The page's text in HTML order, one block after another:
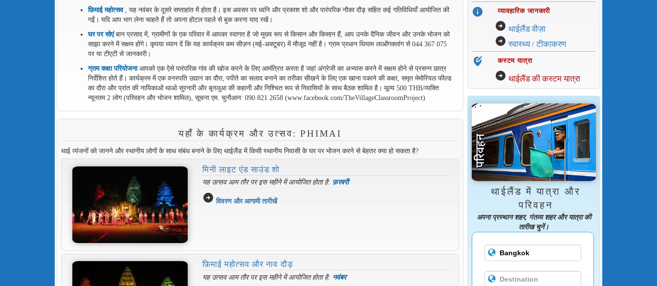
फ़िमाई महोत्सव, यह नवंबर के दूसरे सप्ताहांत में होता है। इस अवसर पर ध्वनि और प्रकाश शो और पारंपरिक नौका दौड़ सहित कई गतिविधियाँ आयोजित की
गईं। यदि आप भाग लेना चाहते हैं तो अपना होटल पहले से बुक करना याद रखें।
घर पर सोएंबान प्रसाद में, ग्रामीणों के एक परिवार में आपका स्वागत है जो मुख्य रूप से किसान और किसान हैं, आप उनके दैनिक जीवन और उनके भोजन को
साझा करने में सक्षम होंगे। कृपया ध्यान दें कि यह कार्यक्रम कम सीज़न (मई-अक्टूबर) में मौजूद नहीं है। ग्राम प्रधान थियाम लाओंगक्लांग से 044 367 075
पर या टीएटी से जानकारी।
ग्राम कक्षा परियोजनाआपको एक ऐसे पारंपरिक गांव की खोज करने के लिए आमंत्रित करता है जहां अंग्रेजी का अभ्यास करने में सक्षम होने से प्रसन्न छात्र
निर्देशित होते हैं। कार्यक्रम में एक वनस्पति उद्यान का दौरा, पपीते का सलाद बनाने का तरीका सीखने के लिए एक खाना पकाने की कक्षा, समृत मेमोरियल फील्ड
का दौरा और प्रांत की नायिकाओं थाओ सुरनारी और बूनलुआ की कहानी और निश्चित रूप से निवासियों के साथ बैठक शामिल है। मूल्य 500 THB/व्यक्ति
न्यूनतम 2 लोग (परिवहन और भोजन शामिल), सूचना एम. चुनौआन: 090 821 2658 (www.facebook.com/TheVillageClassroomProject)
यहाँ के कार्यक्रम और उत्सव: PHIMAI
थाई व्यंजनों को जानने और स्थानीय लोगों के साथ संबंध बनाने के लिए थाईलैंड में किसी स्थानीय निवासी के घर पर भोजन करने से बेहतर क्या हो सकता है?
मिनी लाइट एंड साउंड शो
यह उत्सव आम तौर पर इस महीने में आयोजित होता है: फ़रवरी
arrow_circle_right विवरण और आगामी तारीखें
फ़िमाई महोत्सव और नाव दौड़
यह उत्सव आम तौर पर इस महीने में आयोजित होता है: नवंबर
info व्यावहारिक जानकारी
arrow_circle_right थाईलैंड वीज़ा
arrow_circle_right स्वास्थ्य / टीकाकरण
edit_location_alt कस्टम यात्रा
arrow_circle_right थाईलैंड की कस्टम यात्रा
थाईलैंड में यात्रा और
परिवहन
अपना प्रस्थान शहर, गंतव्य शहर और यात्रा की
तारीख चुनें।